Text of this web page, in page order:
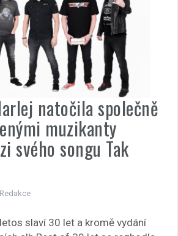
natočila společně
muzikanty
svého songu Tak
Redakce
slaví 30 let a kromě vydání